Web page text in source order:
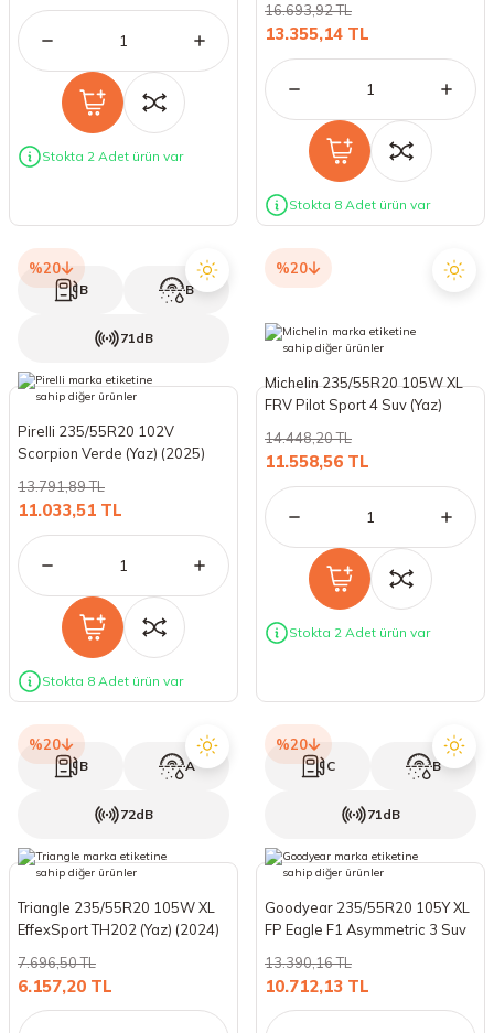
Stokta 2 Adet ürün var
13.355,14 TL
16.693,92 TL
Stokta 8 Adet ürün var
%20
B B
71dB
Pirelli 235/55R20 102V
Scorpion Verde (Yaz) (2025)
11.033,51 TL
13.791,89 TL
Stokta 8 Adet ürün var
%20
Michelin 235/55R20 105W XL
FRV Pilot Sport 4 Suv (Yaz)
11.558,56 TL
14.448,20 TL
Stokta 2 Adet ürün var
%20
B A
72dB
Triangle 235/55R20 105W XL
EffexSport TH202 (Yaz) (2024)
6.157,20 TL
7.696,50 TL
%20
C B
71dB
Goodyear 235/55R20 105Y XL
FP Eagle F1 Asymmetric 3 Suv
10.712,13 TL
13.390,16 TL